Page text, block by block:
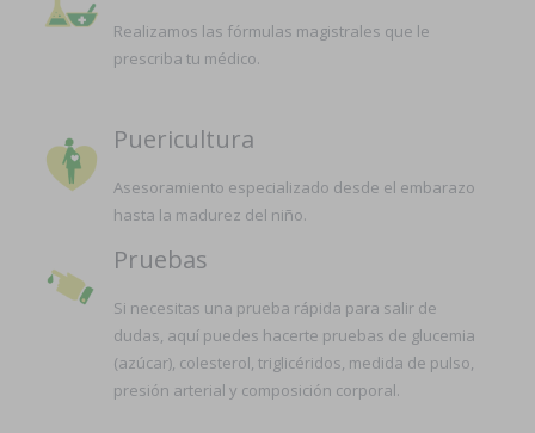
Realizamos las fórmulas magistrales que le
prescriba tu médico.
Puericultura
Asesoramiento especializado desde el embarazo
hasta la madurez del niño.
Pruebas
Si necesitas una prueba rápida para salir de
dudas, aquí puedes hacerte pruebas de glucemia
(azúcar), colesterol, triglicéridos, medida de pulso,
presión arterial y composición corporal.